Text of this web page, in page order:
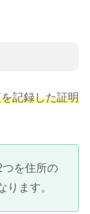
記録した証明
つを住所の
ります。